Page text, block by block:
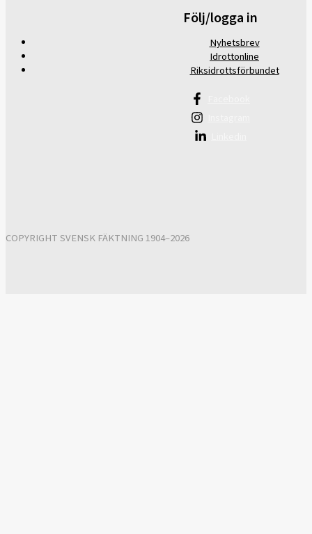
Följ/logga in
Nyhetsbrev
Idrottonline
Riksidrottsförbundet
COPYRIGHT SVENSK FÄKTNING 1904–2026